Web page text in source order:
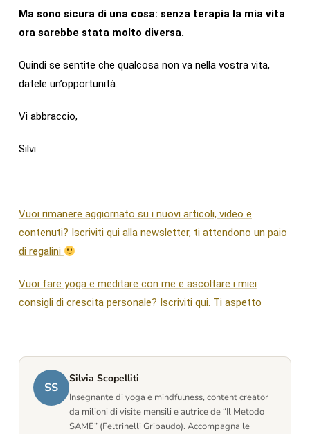
Ma sono sicura di una cosa: senza terapia la mia vita
ora sarebbe stata molto diversa.
Quindi se sentite che qualcosa non va nella vostra vita,
datele un’opportunità.
Vi abbraccio,
Silvi
Vuoi rimanere aggiornato su i nuovi articoli, video e
contenuti? Iscriviti qui alla newsletter, ti attendono un paio
di regalini
Vuoi fare yoga e meditare con me e ascoltare i miei
consigli di crescita personale? Iscriviti qui. Ti aspetto
SS
Silvia Scopelliti
Insegnante di yoga e mindfulness, content creator
da milioni di visite mensili e autrice de “Il Metodo
SAME” (Feltrinelli Gribaudo). Accompagna le